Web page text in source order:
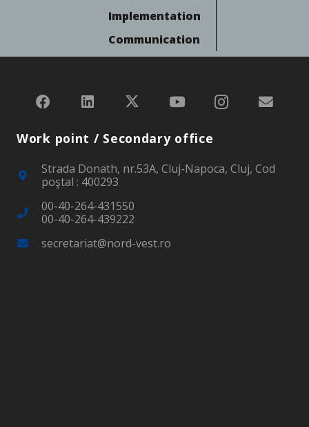
Implementation
Communication
Work point / Secondary office
Strada Donath, nr.53A, Cluj-Napoca, Cluj, Cod
poştal : 400293
00-40-264-431550
00-40-264-439222
secretariat@nord-vest.ro